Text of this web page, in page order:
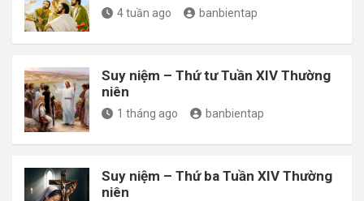
4 tuần ago banbientap
Suy niệm – Thứ tư Tuần XIV Thường
niên
1 tháng ago banbientap
Suy niệm – Thứ ba Tuần XIV Thường
niên